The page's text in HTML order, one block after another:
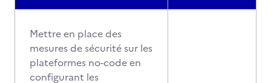
Mettre en place des
mesures de sécurité sur les
plateformes no-code en
configurant les